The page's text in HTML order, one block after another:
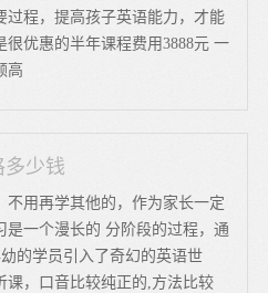
过程，提高孩子英语能力，才能
优惠的半年课程费用3888元 一
高
多少钱
不用再学其他的，作为家长一定
是一个漫长的 分阶段的过程，通
的学员引入了奇幻的英语世
课，口音比较纯正的,方法比较